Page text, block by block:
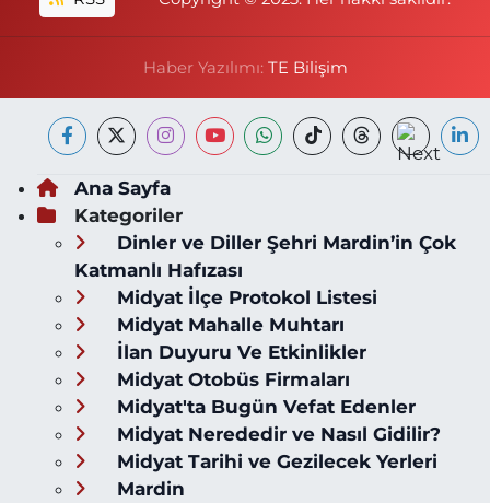
Haber Yazılımı: TE Bilişim
Ana Sayfa
Kategoriler
Dinler ve Diller Şehri Mardin’in Çok
Katmanlı Hafızası
Midyat İlçe Protokol Listesi
Midyat Mahalle Muhtarı
İlan Duyuru Ve Etkinlikler
Midyat Otobüs Firmaları
Midyat'ta Bugün Vefat Edenler
Midyat Nerededir ve Nasıl Gidilir?
Midyat Tarihi ve Gezilecek Yerleri
Mardin